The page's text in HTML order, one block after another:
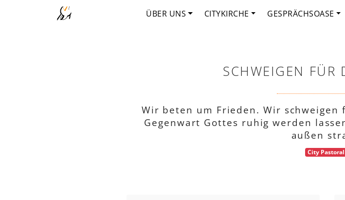
ÜBER UNS CITYKIRCHE GESPRÄCHSOASE
SCHWEIGEN FÜR
Wir beten um Frieden. Wir
Gegenwart Gottes ruhig werden
außen
City Pastoral